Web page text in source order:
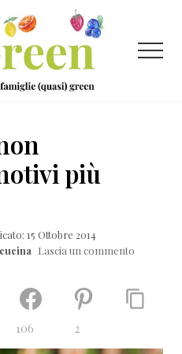
Menu
più
15 Ottobre 2014
Lascia un commento
106 2